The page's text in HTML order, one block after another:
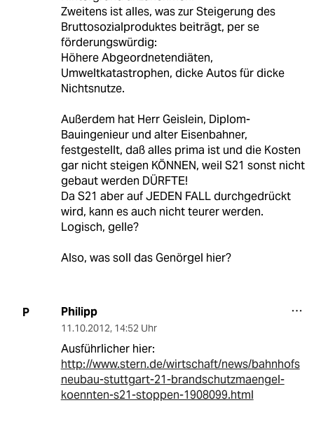
Zweitens ist alles, was zur Steigerung des
Bruttosozialproduktes beiträgt, per se
förderungswürdig:
Höhere Abgeordnetendiäten,
Umweltkatastrophen, dicke Autos für dicke
Nichtsnutze.
Außerdem hat Herr Geislein, Diplom-
Bauingenieur und alter Eisenbahner,
festgestellt, daß alles prima ist und die Kosten
gar nicht steigen KÖNNEN, weil S21 sonst nicht
gebaut werden DÜRFTE!
Da S21 aber auf JEDEN FALL durchgedrückt
wird, kann es auch nicht teurer werden.
Logisch, gelle?
Also, was soll das Genörgel hier?
P Philipp
11.10.2012, 14:52 Uhr
Ausführlicher hier:
http://www.stern.de/wirtschaft/news/bahnhofs
neubau-stuttgart-21-brandschutzmaengel-
koennten-s21-stoppen-1908099.html